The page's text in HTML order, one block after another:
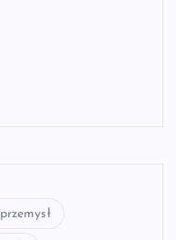
przemysł